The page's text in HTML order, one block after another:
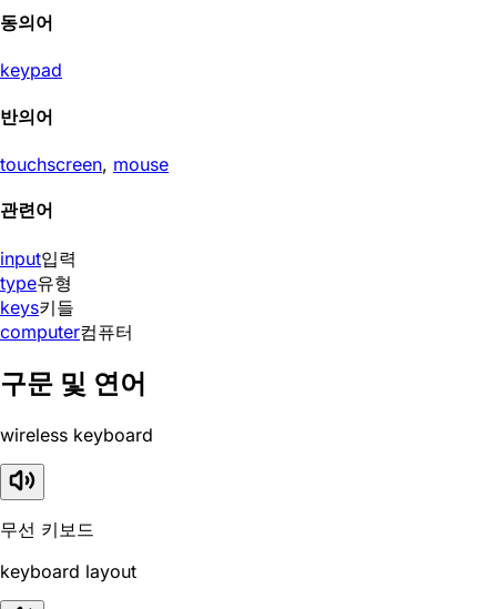
동의어
keypad
반의어
touchscreen, mouse
관련어
input입력
type유형
keys키들
computer컴퓨터
구문 및 연어
wireless keyboard
무선 키보드
keyboard layout